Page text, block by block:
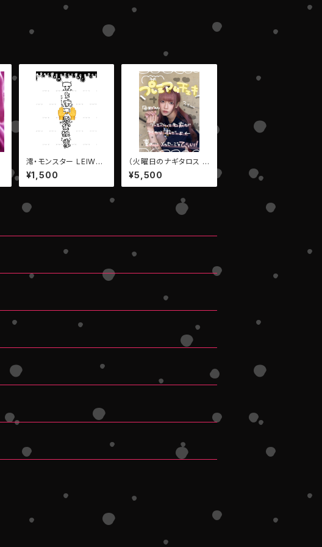
澪・モンスター LEIWAN
キンブレシート【数量限
定】＃アパレル
¥1,500
（火曜日のナギタロス E
MPATHY）【第66弾プ
レミアムチェキ】
¥5,500